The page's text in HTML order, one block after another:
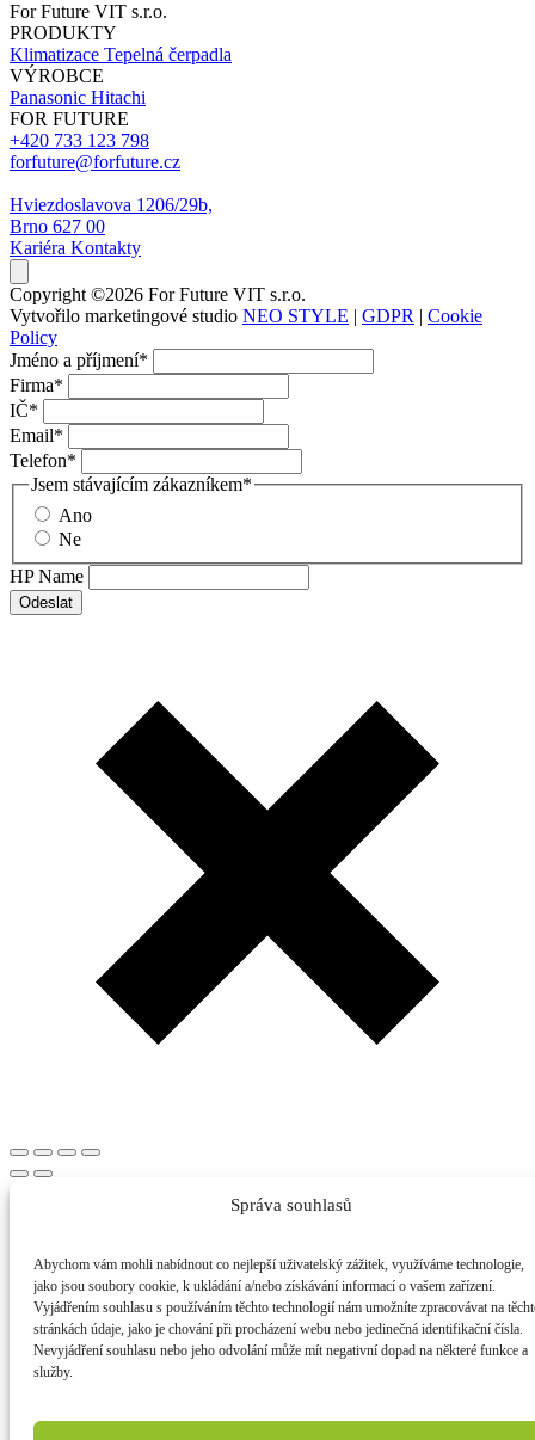
Správa souhlasů
Abychom vám mohli nabídnout co nejlepší uživatelský zážitek, využíváme technologie,
jako jsou soubory cookie, k ukládání a/nebo získávání informací o vašem zařízení.
Vyjádřením souhlasu s používáním těchto technologií nám umožníte zpracovávat na
stránkách údaje, jako je chování při procházení webu nebo jedinečná identifikační čísla.
Nevyjádření souhlasu nebo jeho odvolání může mít negativní dopad na některé funkce a
služby.
For Future VIT s.r.o.
PRODUKTY
Klimatizace Tepelná čerpadla
VÝROBCE
Panasonic Hitachi
FOR FUTURE
+420 733 123 798
forfuture@forfuture.cz
Hviezdoslavova 1206/29b,
Brno 627 00
Kariéra Kontakty
Copyright ©2026 For Future VIT s.r.o.
Vytvořilo marketingové studio NEO STYLE | GDPR | Cookie
Policy
Jméno a příjmení*
Firma*
IČ*
Email*
Telefon*
Jsem stávajícím zákazníkem*
Ano
Ne
HP Name
Odeslat